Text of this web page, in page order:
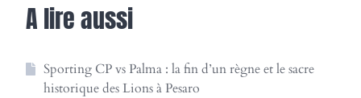
A lire aussi
Sporting CP vs Palma : la fin d’un règne et le sacre
historique des Lions à Pesaro